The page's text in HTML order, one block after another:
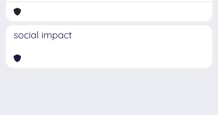
social impact